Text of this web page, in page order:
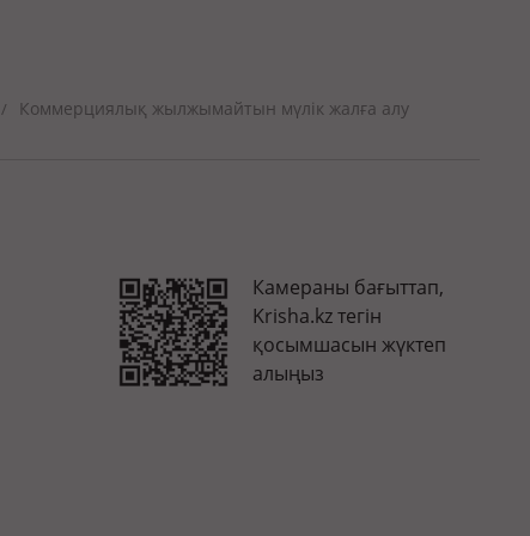
/ Коммерциялық жылжымайтын мүлік жалға алу
Камераны бағыттап,
Krisha.kz тегін
қосымшасын жүктеп
алыңыз